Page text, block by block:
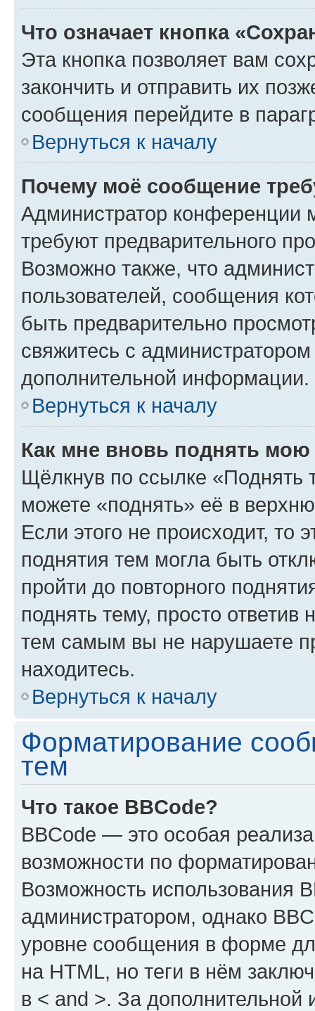
Что означает кнопка
Эта кнопка позволяет вам
закончить и отправить их
сообщения перейдите в
Вернуться к началу
Почему моё сообщение
Администратор конференции
требуют предварительного
Возможно также, что
пользователей, сообщения
быть предварительно
свяжитесь с
дополнительной информации.
Вернуться к началу
Как мне вновь поднять мою
Щёлкнув по ссылке «Поднять
можете «поднять» её в
Если этого не происходит, то
поднятия тем могла быть
пройти до повторного
поднять тему, просто ответив
тем самым вы не нарушаете
находитесь.
Вернуться к началу
Форматирование
тем
Что такое BBCode?
BBCode — это особая
возможности по
Возможность использования
администратором, однако
уровне сообщения в форме
на HTML, но теги в нём
в < and >. За